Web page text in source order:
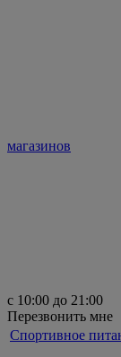
магазинов
с 10:00 до 21:00
Перезвонить мне
Спортивное